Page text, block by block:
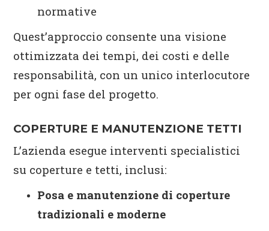
normative
Quest’approccio consente una visione
ottimizzata dei tempi, dei costi e delle
responsabilità, con un unico interlocutore
per ogni fase del progetto.
COPERTURE E MANUTENZIONE TETTI
L’azienda esegue interventi specialistici
su coperture e tetti, inclusi:
Posa e manutenzione di coperture
tradizionali e moderne